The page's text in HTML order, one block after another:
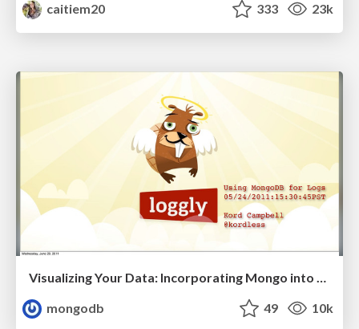
caitiem20
333 23k
mongodb
49 10k